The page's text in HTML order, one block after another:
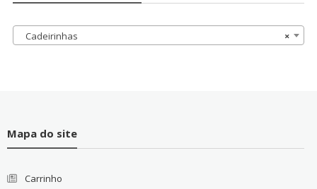
×
Cadeirinhas
Mapa do site
Carrinho